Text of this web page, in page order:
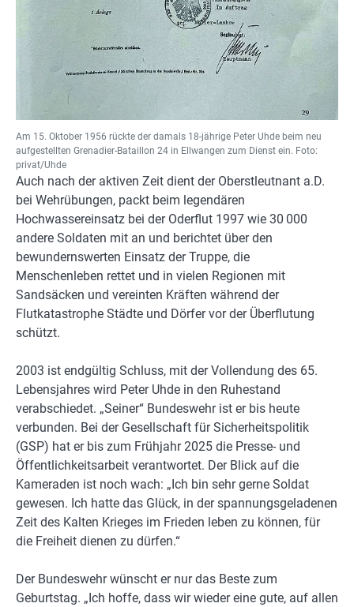
Am 15. Oktober 1956 rückte der damals 18-jährige Peter Uhde beim neu
aufgestellten Grenadier-Bataillon 24 in Ellwangen zum Dienst ein. Foto:
privat/Uhde
Auch nach der aktiven Zeit dient der Oberstleutnant a.D.
bei Wehrübungen, packt beim legendären
Hochwassereinsatz bei der Oderflut 1997 wie 30 000
andere Soldaten mit an und berichtet über den
bewundernswerten Einsatz der Truppe, die
Menschenleben rettet und in vielen Regionen mit
Sandsäcken und vereinten Kräften während der
Flutkatastrophe Städte und Dörfer vor der Überflutung
schützt.
2003 ist endgültig Schluss, mit der Vollendung des 65.
Lebensjahres wird Peter Uhde in den Ruhestand
verabschiedet. „Seiner“ Bundeswehr ist er bis heute
verbunden. Bei der Gesellschaft für Sicherheitspolitik
(GSP) hat er bis zum Frühjahr 2025 die Presse- und
Öffentlichkeitsarbeit verantwortet. Der Blick auf die
Kameraden ist noch wach: „Ich bin sehr gerne Soldat
gewesen. Ich hatte das Glück, in der spannungsgeladenen
Zeit des Kalten Krieges im Frieden leben zu können, für
die Freiheit dienen zu dürfen.“
Der Bundeswehr wünscht er nur das Beste zum
Geburtstag. „Ich hoffe, dass wir wieder eine gute, auf allen